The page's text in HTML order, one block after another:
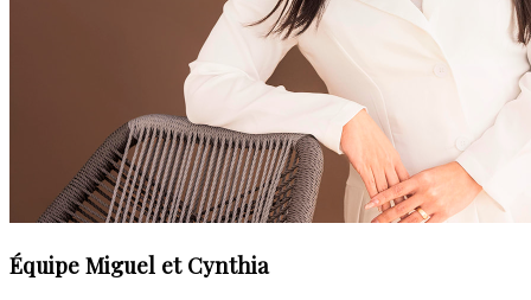
Équipe Miguel et Cynthia